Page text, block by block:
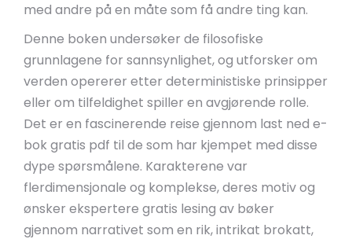
med andre på en måte som få andre ting kan.
Denne boken undersøker de filosofiske
grunnlagene for sannsynlighet, og utforsker om
verden opererer etter deterministiske prinsipper
eller om tilfeldighet spiller en avgjørende rolle.
Det er en fascinerende reise gjennom last ned e-
bok gratis pdf til de som har kjempet med disse
dype spørsmålene. Karakterene var
flerdimensjonale og komplekse, deres motiv og
ønsker ekspertere gratis lesing av bøker
gjennom narrativet som en rik, intrikat brokatt,